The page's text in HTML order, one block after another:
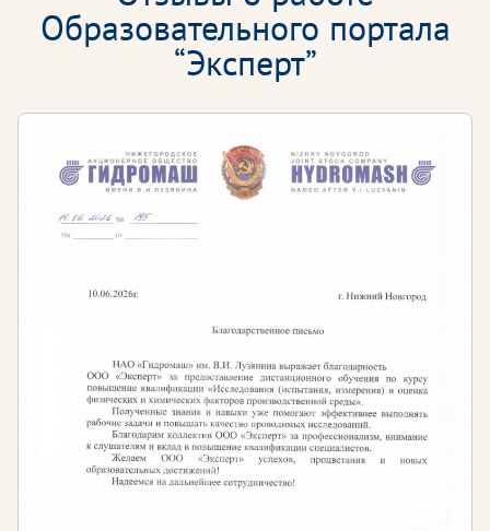
Образовательного портала
“Эксперт”